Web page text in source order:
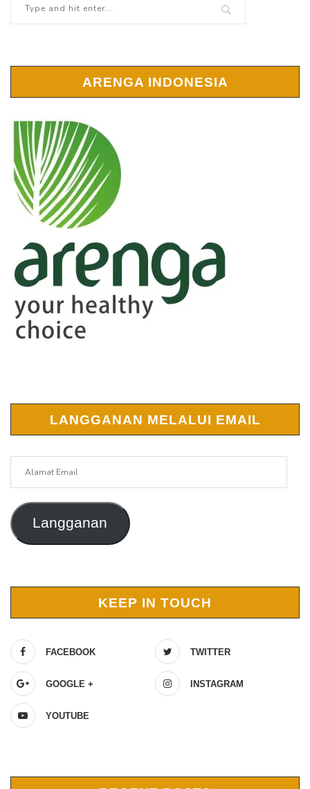
ARENGA INDONESIA
LANGGANAN MELALUI EMAIL
Langganan
KEEP IN TOUCH
FACEBOOK TWITTER
GOOGLE + INSTAGRAM
YOUTUBE